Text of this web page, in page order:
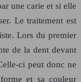
une carie et si elle
Le traitement est
Lors du premier
de la dent devant
ci peut donc ne
et sa couleur